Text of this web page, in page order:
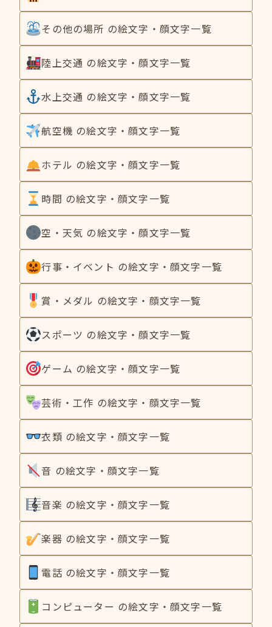
その他の場所 の絵文字・顔文字一覧
陸上交通 の絵文字・顔文字一覧
水上交通 の絵文字・顔文字一覧
航空機 の絵文字・顔文字一覧
ホテル の絵文字・顔文字一覧
時間 の絵文字・顔文字一覧
空・天気 の絵文字・顔文字一覧
行事・イベント の絵文字・顔文字一覧
賞・メダル の絵文字・顔文字一覧
スポーツ の絵文字・顔文字一覧
ゲーム の絵文字・顔文字一覧
芸術・工作 の絵文字・顔文字一覧
衣類 の絵文字・顔文字一覧
音 の絵文字・顔文字一覧
音楽 の絵文字・顔文字一覧
楽器 の絵文字・顔文字一覧
電話 の絵文字・顔文字一覧
コンピューター の絵文字・顔文字一覧